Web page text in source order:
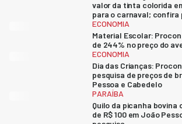
valor da tinta colorida
para o carnaval; confira
ECONOMIA
Material Escolar:
de 244% no preço do
ECONOMIA
Dia das Crianças:
pesquisa de preços de
Pessoa e Cabedelo
PARAÍBA
Quilo da picanha bovina
de R$ 100 em João